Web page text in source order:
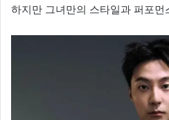
하지만 그녀만의 스타일과 퍼포먼